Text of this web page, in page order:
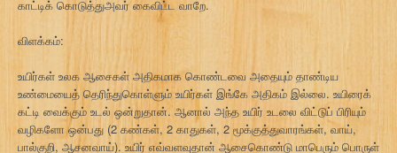
காட்டிக் கொடுத்துஅவர் கைவிட்ட வாறே.
விளக்கம்:
உயிர்கள் உலக ஆசைகள் அதிகமாக கொண்டவை அதையும் தாண்டிய
உண்மையைத் தெரிந்துகொள்ளும் உயிர்கள் இங்கே அதிகம் இல்லை. உயிரைக்
கட்டி வைக்கும் உடல் ஒன்றுதான். ஆனால் அந்த உயிர் உடலை விட்டுப் பிரியும்
வழிகளோ ஒன்பது (2 கண்கள், 2 காதுகள், 2 மூக்குத்துவாரங்கள், வாய்,
பால்குறி, ஆசனவாய்). உயிர் எவ்வளவுதான் ஆசைகொண்டு மாபெரும் பொருள்